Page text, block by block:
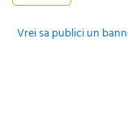
Vrei sa publici un